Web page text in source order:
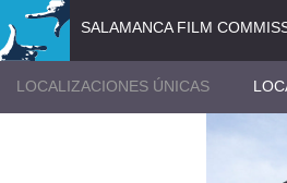
SALAMANCA FILM
LOCALIZACIONES ÚNICAS